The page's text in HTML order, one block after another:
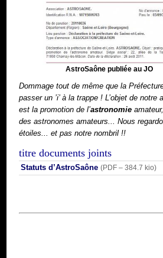
AstroSaône publiée au JO
Dommage tout de même que la
passer un ’i’ à la trappe ! L’objet de notre
est la promotion de l’astronomie
des astronomes amateurs... Nous
étoiles... et pas notre nombril !!
titre documents joints
Statuts d’AstroSaône (PDF – 384.7 kio)